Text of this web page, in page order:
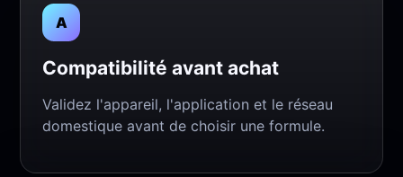
A
Compatibilité avant achat
Validez l'appareil, l'application et le réseau
domestique avant de choisir une formule.